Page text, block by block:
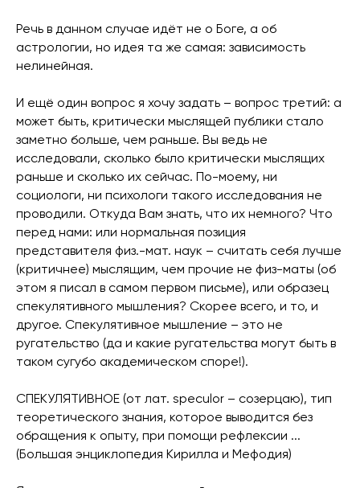
Речь в данном случае идёт не о Боге, а об
астрологии, но идея та же самая: зависимость
нелинейная.
И ещё один вопрос я хочу задать – вопрос третий: а
может быть, критически мыслящей публики стало
заметно больше, чем раньше. Вы ведь не
исследовали, сколько было критически мыслящих
раньше и сколько их сейчас. По-моему, ни
социологи, ни психологи такого исследования не
проводили. Откуда Вам знать, что их немного? Что
перед нами: или нормальная позиция
представителя физ.-мат. наук – считать себя лучше
(критичнее) мыслящим, чем прочие не физ-маты (об
этом я писал в самом первом письме), или образец
спекулятивного мышления? Скорее всего, и то, и
другое. Спекулятивное мышление – это не
ругательство (да и какие ругательства могут быть в
таком сугубо академическом споре!).
СПЕКУЛЯТИВНОЕ (от лат. speculor – созерцаю), тип
теоретического знания, которое выводится без
обращения к опыту, при помощи рефлексии ...
(Большая энциклопедия Кирилла и Мефодия)